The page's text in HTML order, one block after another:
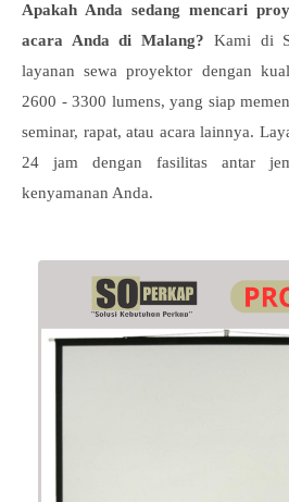
Apakah Anda sedang mencari
acara Anda di Malang? Kami di
layanan sewa proyektor dengan
2600 - 3300 lumens, yang siap
seminar, rapat, atau acara lainnya.
24 jam dengan fasilitas antar
kenyamanan Anda.